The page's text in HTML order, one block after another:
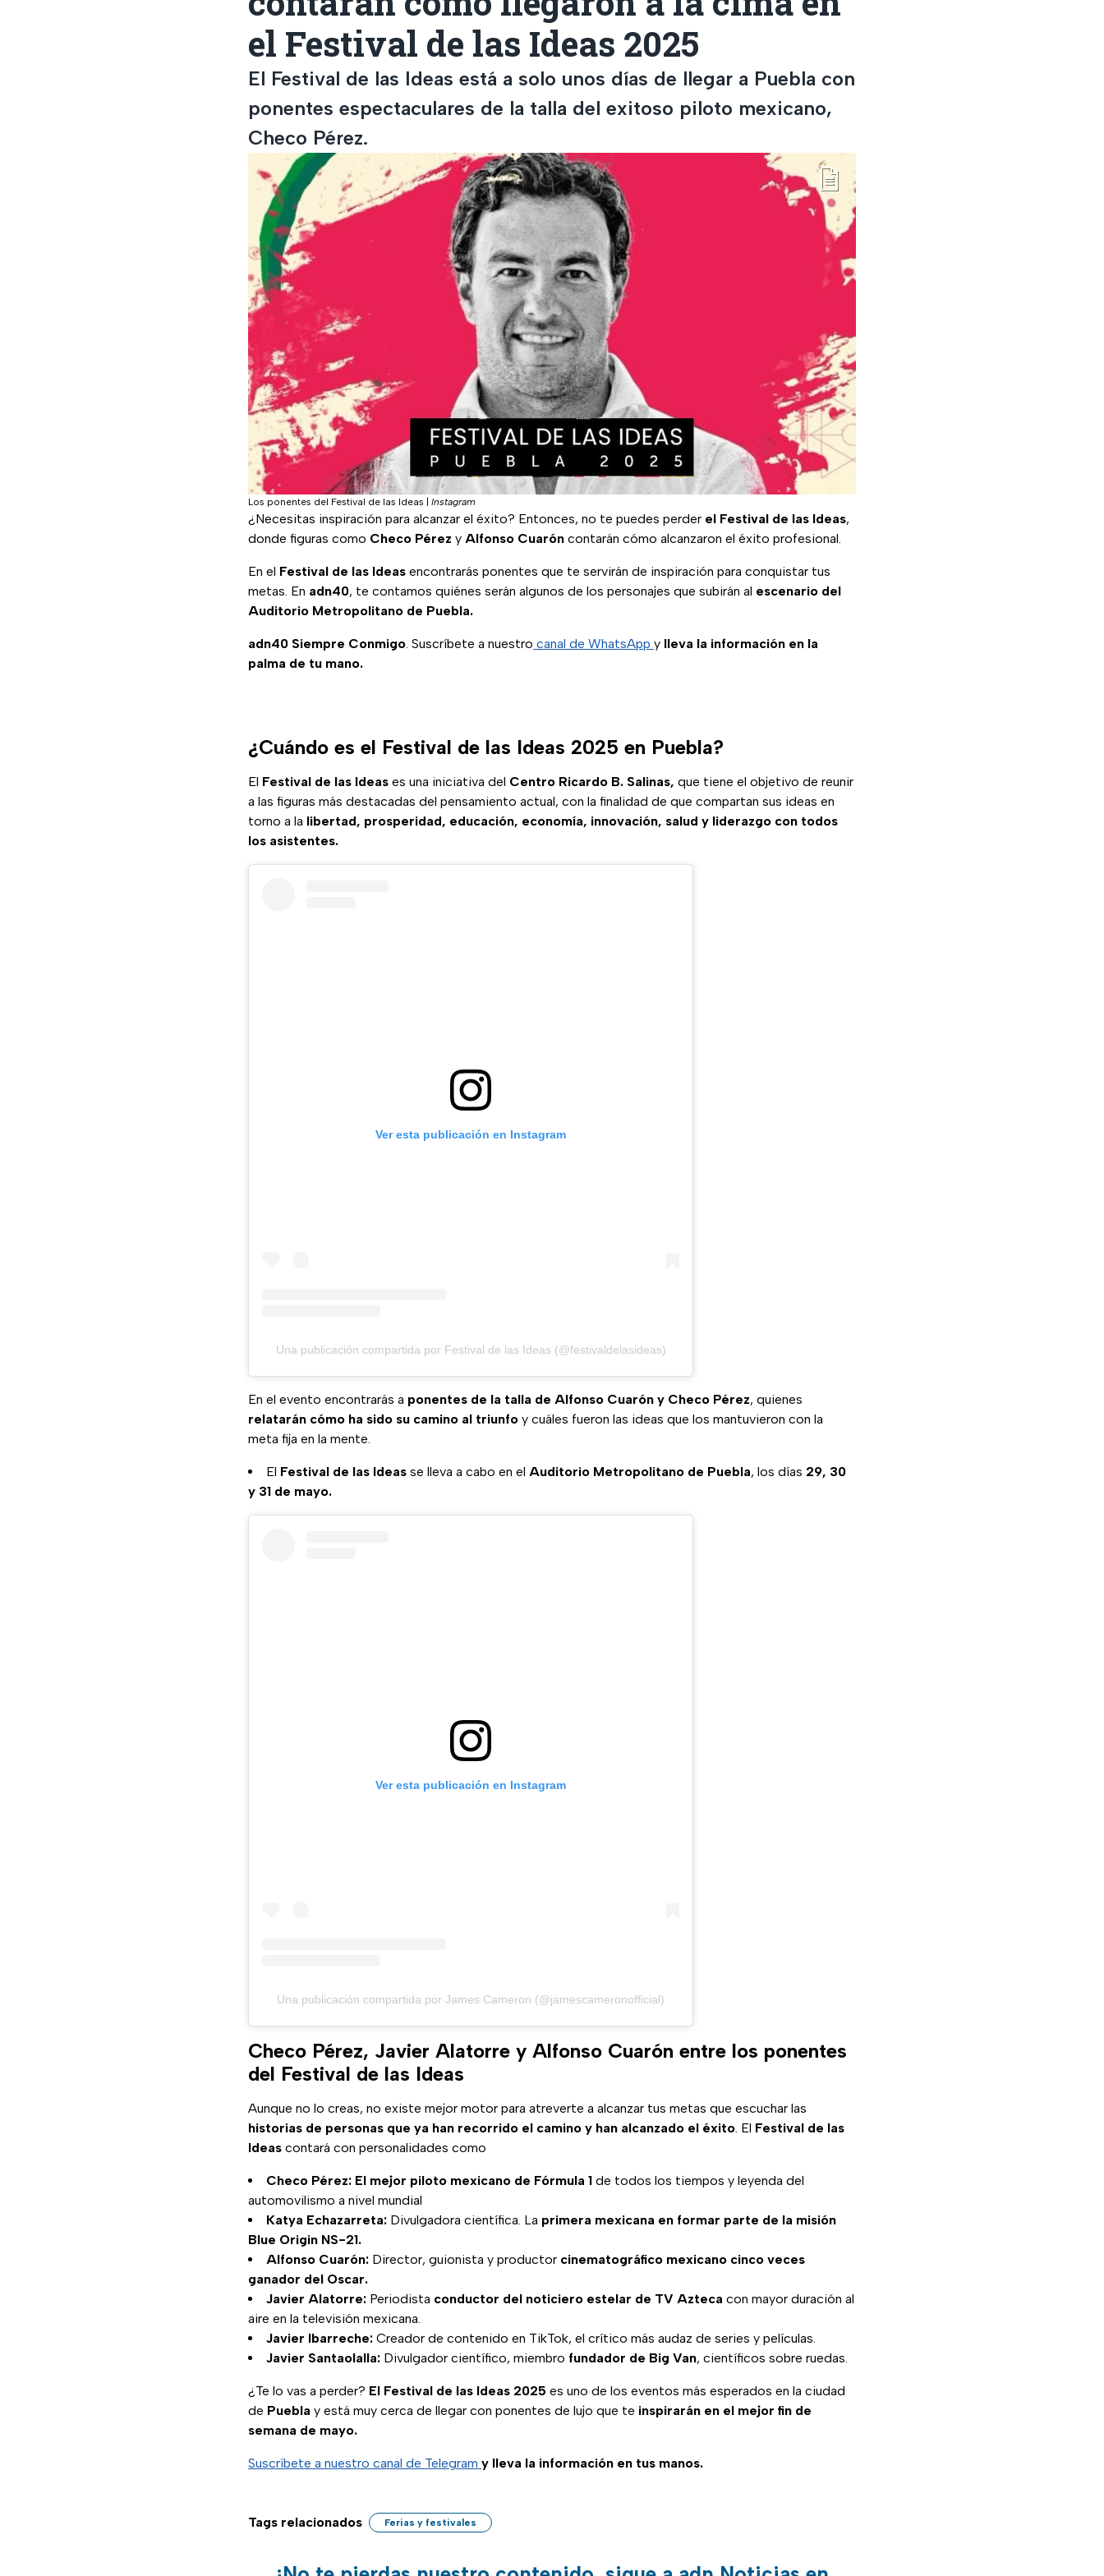
el Festival de las Ideas 2025
El Festival de las Ideas está a solo unos días de llegar a Puebla con
ponentes espectaculares de la talla del exitoso piloto mexicano,
Checo Pérez.
Los ponentes del Festival de las Ideas Instagram
¿Necesitas inspiración para alcanzar el éxito? Entonces, no te puedes perder el Festival de las Ideas,
donde figuras como Checo Pérez y Alfonso Cuarón contarán cómo alcanzaron el éxito profesional.
En el Festival de las Ideas encontrarás ponentes que te servirán de inspiración para conquistar tus
metas. En adn40, te contamos quiénes serán algunos de los personajes que subirán al escenario del
Auditorio Metropolitano de Puebla.
adn40 Siempre Conmigo. Suscríbete a nuestro canal de WhatsApp y lleva la información en la
palma de tu mano.
¿Cuándo es el Festival de las Ideas 2025 en Puebla?
El Festival de las Ideas es una iniciativa del Centro Ricardo B. Salinas, que tiene el objetivo de reunir
a las figuras más destacadas del pensamiento actual, con la finalidad de que compartan sus ideas en
torno a la libertad, prosperidad, educación, economía, innovación, salud y liderazgo con todos
los asistentes.
Ver esta publicación en Instagram
Una publicación compartida por Festival de las Ideas (@festivaldelasideas)
En el evento encontrarás a ponentes de la talla de Alfonso Cuarón y Checo Pérez, quienes
relatarán cómo ha sido su camino al triunfo y cuáles fueron las ideas que los mantuvieron con la
meta fija en la mente.
El Festival de las Ideas se lleva a cabo en el Auditorio Metropolitano de Puebla, los días 29, 30
y 31 de mayo.
Ver esta publicación en Instagram
Una publicación compartida por James Cameron (@jamescameronofficial)
Checo Pérez, Javier Alatorre y Alfonso Cuarón entre los ponentes
del Festival de las Ideas
Aunque no lo creas, no existe mejor motor para atreverte a alcanzar tus metas que escuchar las
historias de personas que ya han recorrido el camino y han alcanzado el éxito. El Festival de las
Ideas contará con personalidades como
Checo Pérez: El mejor piloto mexicano de Fórmula 1 de todos los tiempos y leyenda del
automovilismo a nivel mundial
Katya Echazarreta: Divulgadora científica. La primera mexicana en formar parte de la misión
Blue Origin NS-21.
Alfonso Cuarón: Director, guionista y productor cinematográfico mexicano cinco veces
ganador del Oscar.
Javier Alatorre: Periodista conductor del noticiero estelar de TV Azteca con mayor duración al
aire en la televisión mexicana.
Javier Ibarreche: Creador de contenido en TikTok, el crítico más audaz de series y películas.
Javier Santaolalla: Divulgador científico, miembro fundador de Big Van, científicos sobre ruedas.
¿Te lo vas a perder? El Festival de las Ideas 2025 es uno de los eventos más esperados en la ciudad
de Puebla y está muy cerca de llegar con ponentes de lujo que te inspirarán en el mejor fin de
semana de mayo.
Suscríbete a nuestro canal de Telegram y lleva la información en tus manos.
Tags relacionados Ferias y festivales